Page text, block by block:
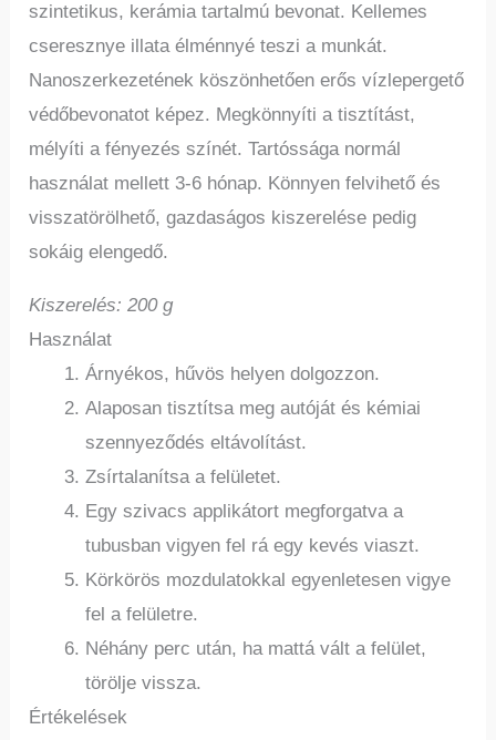
szintetikus, kerámia tartalmú bevonat. Kellemes
cseresznye illata élménnyé teszi a munkát.
Nanoszerkezetének köszönhetően erős vízlepergető
védőbevonatot képez. Megkönnyíti a tisztítást,
mélyíti a fényezés színét. Tartóssága normál
használat mellett 3-6 hónap. Könnyen felvihető és
visszatörölhető, gazdaságos kiszerelése pedig
sokáig elengedő.
Kiszerelés: 200 g
Használat
Árnyékos, hűvös helyen dolgozzon.
Alaposan tisztítsa meg autóját és kémiai
szennyeződés eltávolítást.
Zsírtalanítsa a felületet.
Egy szivacs applikátort megforgatva a
tubusban vigyen fel rá egy kevés viaszt.
Körkörös mozdulatokkal egyenletesen vigye
fel a felületre.
Néhány perc után, ha mattá vált a felület,
törölje vissza.
Értékelések